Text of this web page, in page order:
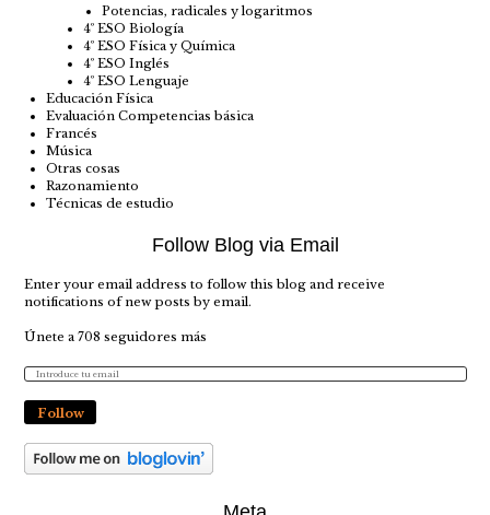
Potencias, radicales y logaritmos
4º ESO Biología
4º ESO Física y Química
4º ESO Inglés
4º ESO Lenguaje
Educación Física
Evaluación Competencias básica
Francés
Música
Otras cosas
Razonamiento
Técnicas de estudio
Follow Blog via Email
Enter your email address to follow this blog and receive
notifications of new posts by email.
Únete a 708 seguidores más
Follow